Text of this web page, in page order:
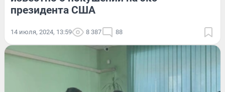
президента США
14 июля, 2024, 13:59 8 387 88